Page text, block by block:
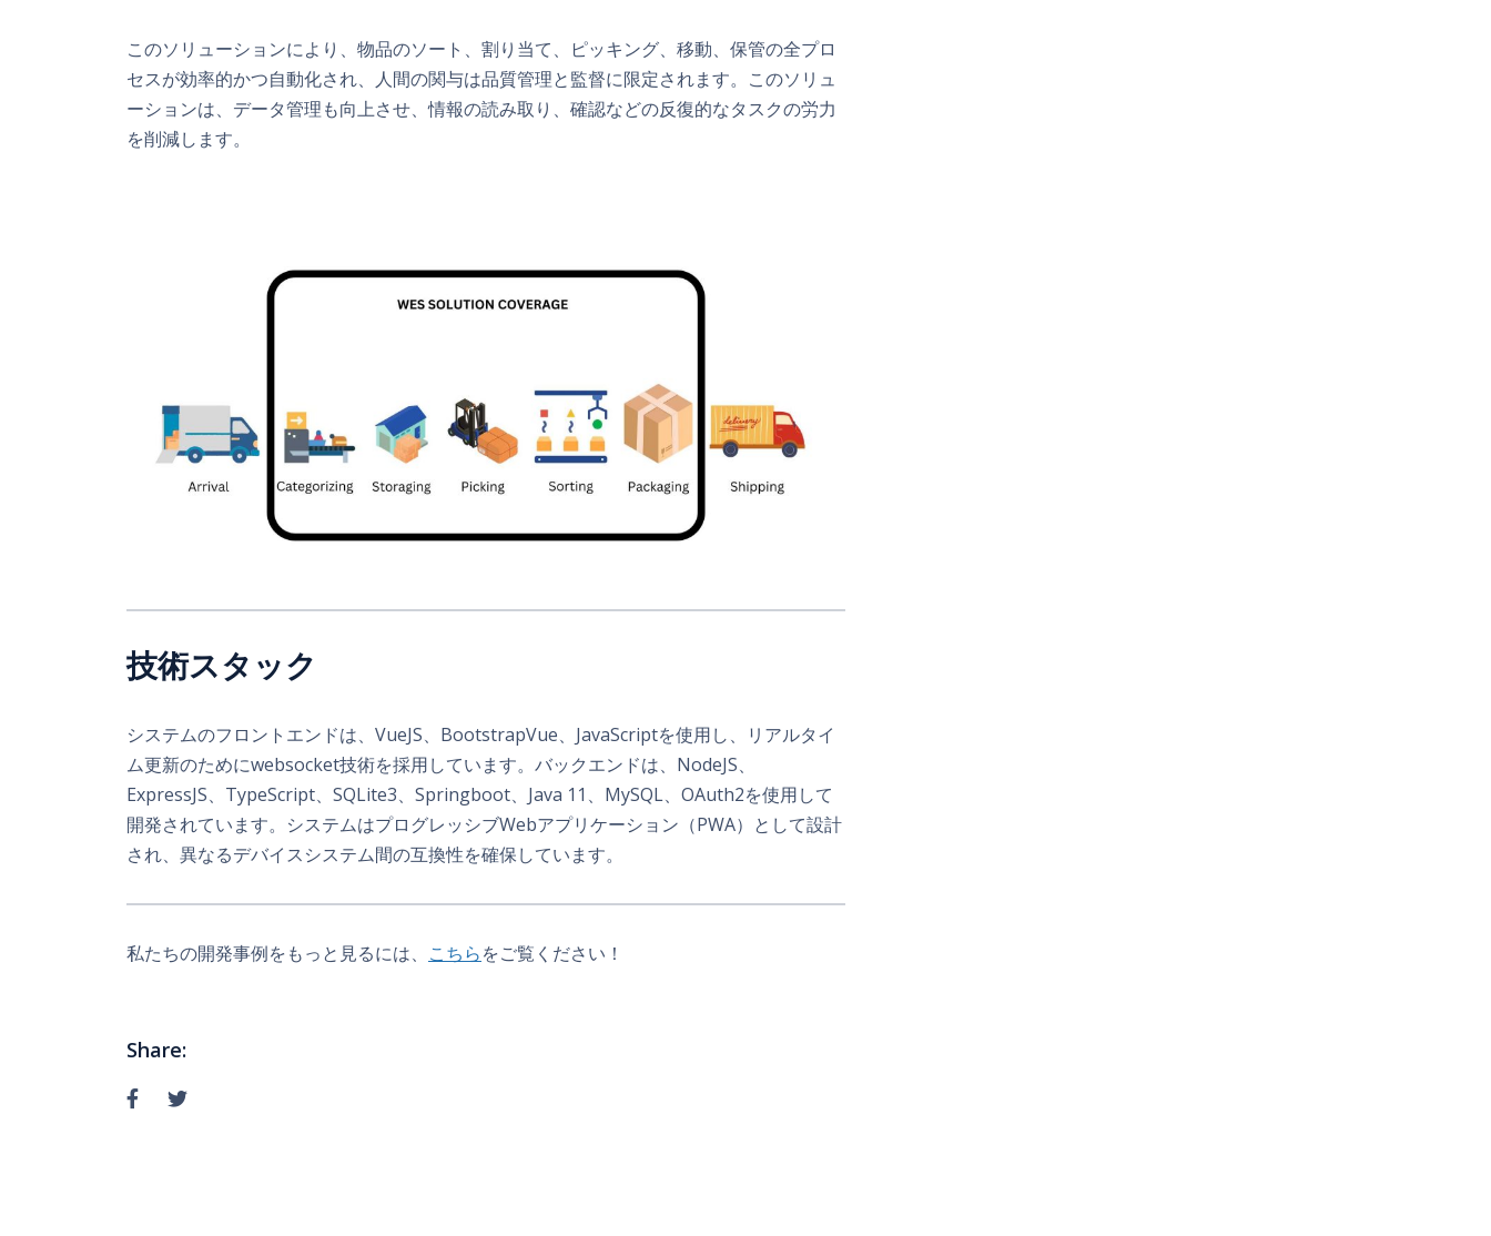
このソリューションにより、物品のソート、割り当て、ピッキング、移動、保管の全プロ
セスが効率的かつ自動化され、人間の関与は品質管理と監督に限定されます。このソリュ
ーションは、データ管理も向上させ、情報の読み取り、確認などの反復的なタスクの労力
を削減します。
技術スタック
システムのフロントエンドは、VueJS、BootstrapVue、JavaScriptを使用し、リアルタイ
ム更新のためにwebsocket技術を採用しています。バックエンドは、NodeJS、
ExpressJS、TypeScript、SQLite3、Springboot、Java 11、MySQL、OAuth2を使用して
開発されています。システムはプログレッシブWebアプリケーション（PWA）として設計
され、異なるデバイスシステム間の互換性を確保しています。
私たちの開発事例をもっと見るには、 こちらをご覧ください！
Share: